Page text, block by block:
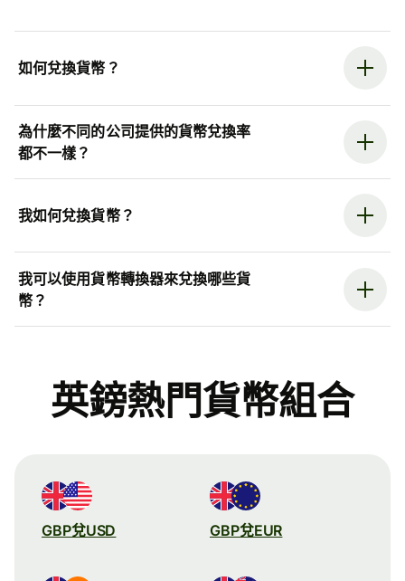
如何兌換貨幣？
為什麼不同的公司提供的貨幣兌換率
都不一樣？
我如何兌換貨幣？
我可以使用貨幣轉換器來兌換哪些貨
幣？
英鎊熱門貨幣組合
GBP兌USD GBP兌EUR